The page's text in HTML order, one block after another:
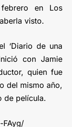
en Los
visto.
‘Diario de una
con Jamie
quien fue
del mismo año,
de película.
FAyg/